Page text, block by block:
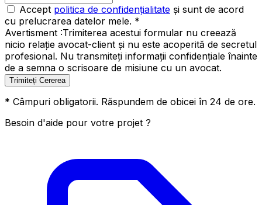
Accept politica de confidențialitate și sunt de acord
cu prelucrarea datelor mele. *
Avertisment :Trimiterea acestui formular nu creează
nicio relație avocat-client și nu este acoperită de secretul
profesional. Nu transmiteți informații confidențiale înainte
de a semna o scrisoare de misiune cu un avocat.
Trimiteți Cererea
* Câmpuri obligatorii. Răspundem de obicei în 24 de ore.
Besoin d'aide pour votre projet ?